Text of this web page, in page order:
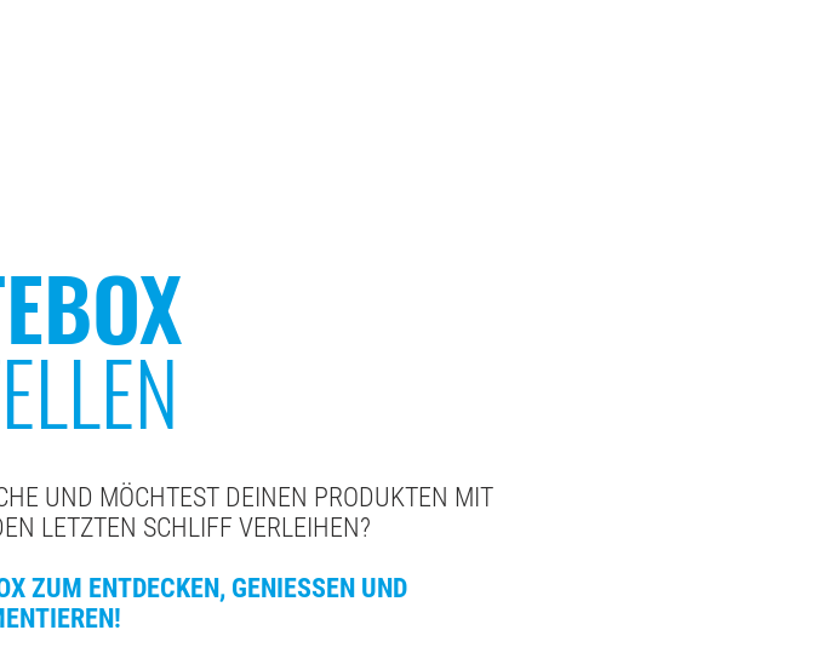
UND MÖCHTEST DEINEN PRODUKTEN MIT
LETZTEN SCHLIFF VERLEIHEN?
ZUM ENTDECKEN, GENIESSEN UND